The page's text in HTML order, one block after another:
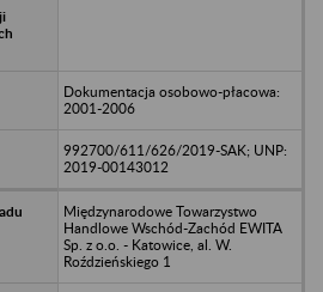
Dokumentacja osobowo-płacowa:
2001-2006
992700/611/626/2019-SAK; UNP:
2019-00143012
Międzynarodowe Towarzystwo
Handlowe Wschód-Zachód EWITA
Sp. z o.o. - Katowice, al. W.
Roździeńskiego 1